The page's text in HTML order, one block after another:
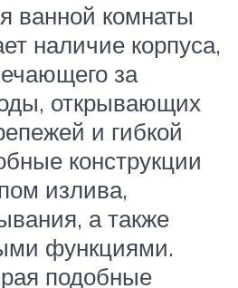
ванной комнаты
наличие корпуса,
за
открывающих
и гибкой
конструкции
излива,
а также
функциями.
подобные